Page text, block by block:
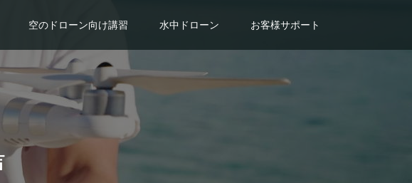
空のドローン向け講習 水中ドローン お客様サポート